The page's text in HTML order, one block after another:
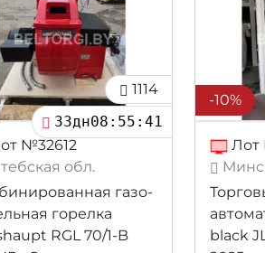
1114
33дн08:55:39
№32612
обл.
газо-
гоpелка
RGL 70/1-B
-10%
Лот
black